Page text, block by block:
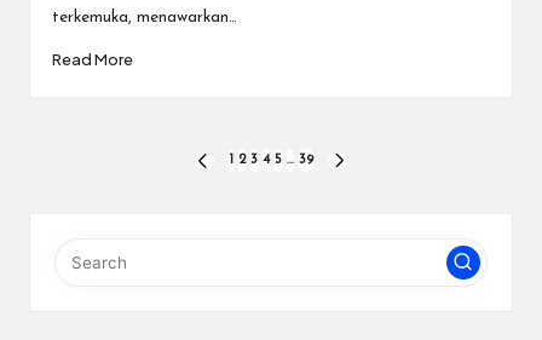
terkemuka, menawarkan…
Read More
PREVIOUS
1 2 3 4 5 … 39